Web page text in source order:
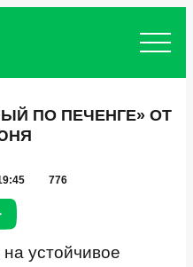
ПО ПЕЧЕНГЕ» ОТ
776
устойчивое